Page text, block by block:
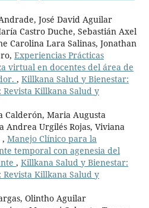
José David Aguilar
Castro Duche, Sebastián Axel
Carolina Lara Salinas, Jonathan
Experiencias Prácticas
virtual en docentes del área de
, Killkana Salud y Bienestar:
Revista Killkana Salud y
Calderón, Maria Augusta
Andrea Urgilés Rojas, Viviana
Manejo Clínico para la
temporal con agenesia del
, Killkana Salud y Bienestar:
Revista Killkana Salud y
Olintho Aguilar